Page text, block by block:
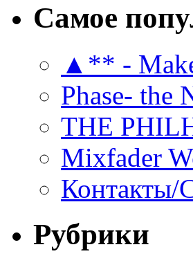
Самое
▲** -
Phase- the
THE
Mixfader
Контакты/
Рубрики